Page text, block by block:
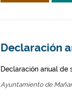
Declaración
Declaración anual de
Ayuntamiento de